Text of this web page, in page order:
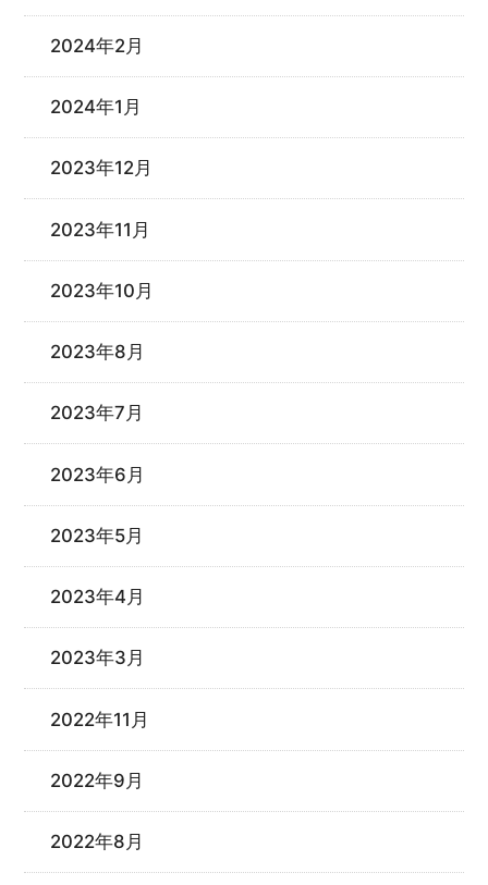
2024年2月
2024年1月
2023年12月
2023年11月
2023年10月
2023年8月
2023年7月
2023年6月
2023年5月
2023年4月
2023年3月
2022年11月
2022年9月
2022年8月